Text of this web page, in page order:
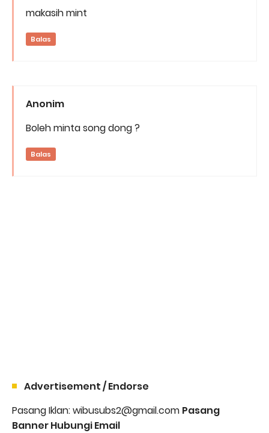
makasih mint
Balas
Anonim
Boleh minta song dong ?
Balas
Advertisement / Endorse
Pasang Iklan: wibusubs2@gmail.com Pasang
Banner Hubungi Email